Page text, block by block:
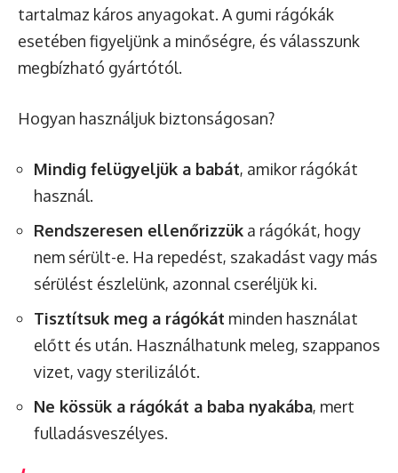
tartalmaz káros anyagokat. A gumi rágókák
esetében figyeljünk a minőségre, és válasszunk
megbízható gyártótól.
Hogyan használjuk biztonságosan?
Mindig felügyeljük a babát, amikor rágókát
használ.
Rendszeresen ellenőrizzük a rágókát, hogy
nem sérült-e. Ha repedést, szakadást vagy más
sérülést észlelünk, azonnal cseréljük ki.
Tisztítsuk meg a rágókát minden használat
előtt és után. Használhatunk meleg, szappanos
vizet, vagy sterilizálót.
Ne kössük a rágókát a baba nyakába, mert
fulladásveszélyes.